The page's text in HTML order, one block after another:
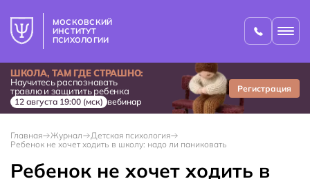
МОСКОВСКИЙ
ИНСТИТУТ
ПСИХОЛОГИИ
ШКОЛА, ТАМ ГДЕ СТРАШНО:
Научитесь распознавать
травлю и защитить ребенка
12 августа 19:00 (мск) вебинар
Регистрация
Главная Журнал
Детская психология
Ребенок не хочет ходить в школу: надо ли паниковать
Ребенок не хочет ходить в